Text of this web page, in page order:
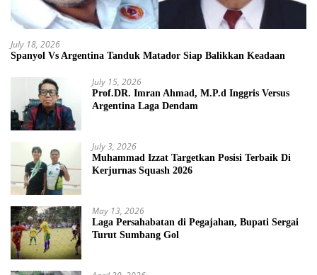
July 18, 2026
Spanyol Vs Argentina Tanduk Matador Siap Balikkan Keadaan
July 15, 2026
Prof.DR. Imran Ahmad, M.P.d Inggris Versus
Argentina Laga Dendam
July 3, 2026
Muhammad Izzat Targetkan Posisi Terbaik Di
Kerjurnas Squash 2026
May 13, 2026
Laga Persahabatan di Pegajahan, Bupati Sergai
Turut Sumbang Gol